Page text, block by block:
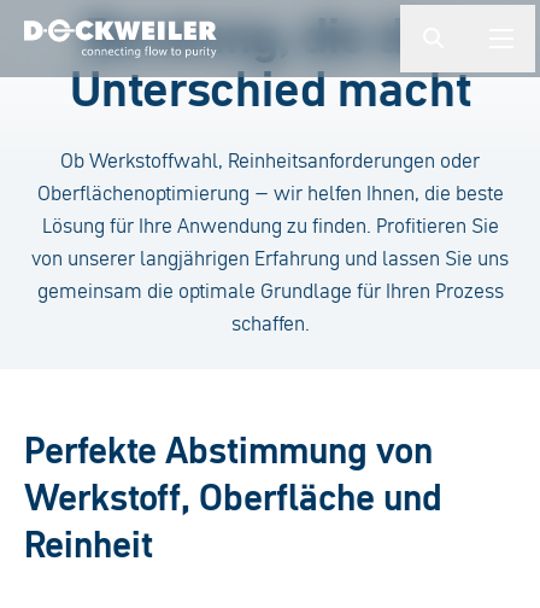
Landing page
Suchbegriff eingeben
Beratung, die den
Unterschied macht
Ob Werkstoffwahl, Reinheitsanforderungen oder
Oberflächenoptimierung – wir helfen Ihnen, die beste
Lösung für Ihre Anwendung zu finden. Profitieren Sie
von unserer langjährigen Erfahrung und lassen Sie uns
gemeinsam die optimale Grundlage für Ihren Prozess
schaffen.
Perfekte Abstimmung von
Werkstoff, Oberfläche und
Reinheit